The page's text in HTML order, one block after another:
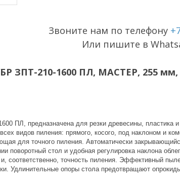
Звоните нам по телефону
Или пишите в
ЗПТ-210-1600 ПЛ, МАСТЕР, 255 мм,
ПЛ, предназначена для резки древесины, пластика
видов пиления: прямого, косого, под наклоном и
для точного пиления. Автоматически
стол и удобная регулировка наклона
и, соответственно, точность пиления. Эффективный
Удлинительные опоры стола предотвращают